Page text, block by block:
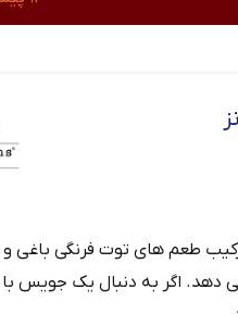
طعم‌ های توت‌ فرنگی باغی و
دهد. اگر به دنبال یک جویس